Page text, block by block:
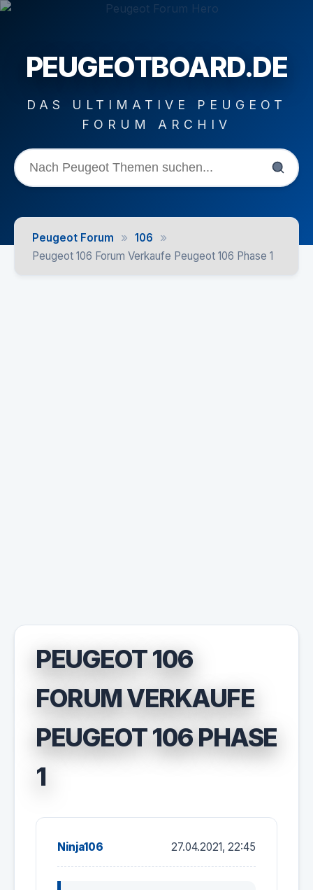
PEUGEOTBOARD.DE
DAS ULTIMATIVE PEUGEOT
FORUM ARCHIV
Peugeot Forum » 106 »
Peugeot 106 Forum Verkaufe Peugeot 106 Phase 1
PEUGEOT 106
FORUM VERKAUFE
PEUGEOT 106 PHASE
1
Ninja106 27.04.2021, 22:45